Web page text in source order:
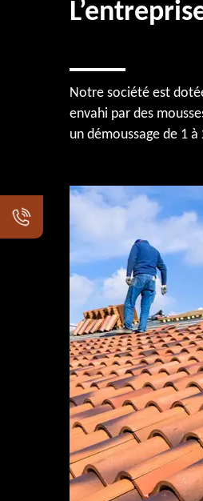
Notre société est
envahi par des
un démoussage de 1